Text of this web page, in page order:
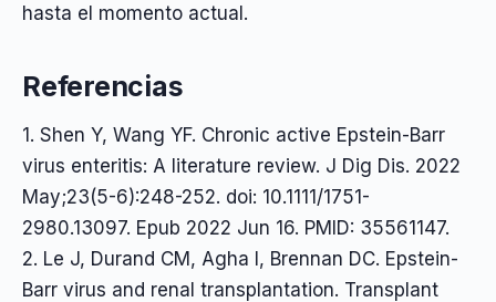
hasta el momento actual.
Referencias
1. Shen Y, Wang YF. Chronic active Epstein-Barr
virus enteritis: A literature review. J Dig Dis. 2022
May;23(5-6):248-252. doi: 10.1111/1751-
2980.13097. Epub 2022 Jun 16. PMID: 35561147.
2. Le J, Durand CM, Agha I, Brennan DC. Epstein-
Barr virus and renal transplantation. Transplant